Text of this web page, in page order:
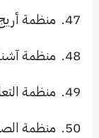
47. منظمة
48. منظمة
49. منظمة
50. منظمة